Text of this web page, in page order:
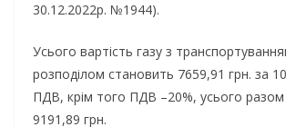
30.12.2022р. №1944).
Усього вартість газу з
розподілом становить 7659,91 грн. за
ПДВ, крім того ПДВ –20%, усього
9191,89 грн.